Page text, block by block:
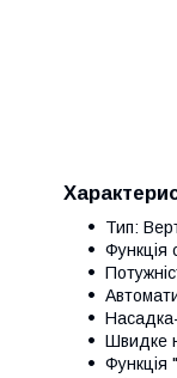
Тип:
Функція
Швидке
Функція